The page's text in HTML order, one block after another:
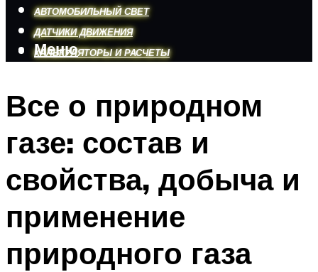
АВТОМОБИЛЬНЫЙ СВЕТ
ДАТЧИКИ ДВИЖЕНИЯ
КАЛЬКУЛЯТОРЫ И РАСЧЕТЫ
Меню
Меню
Все о природном
газе: состав и
свойства, добыча и
применение
природного газа